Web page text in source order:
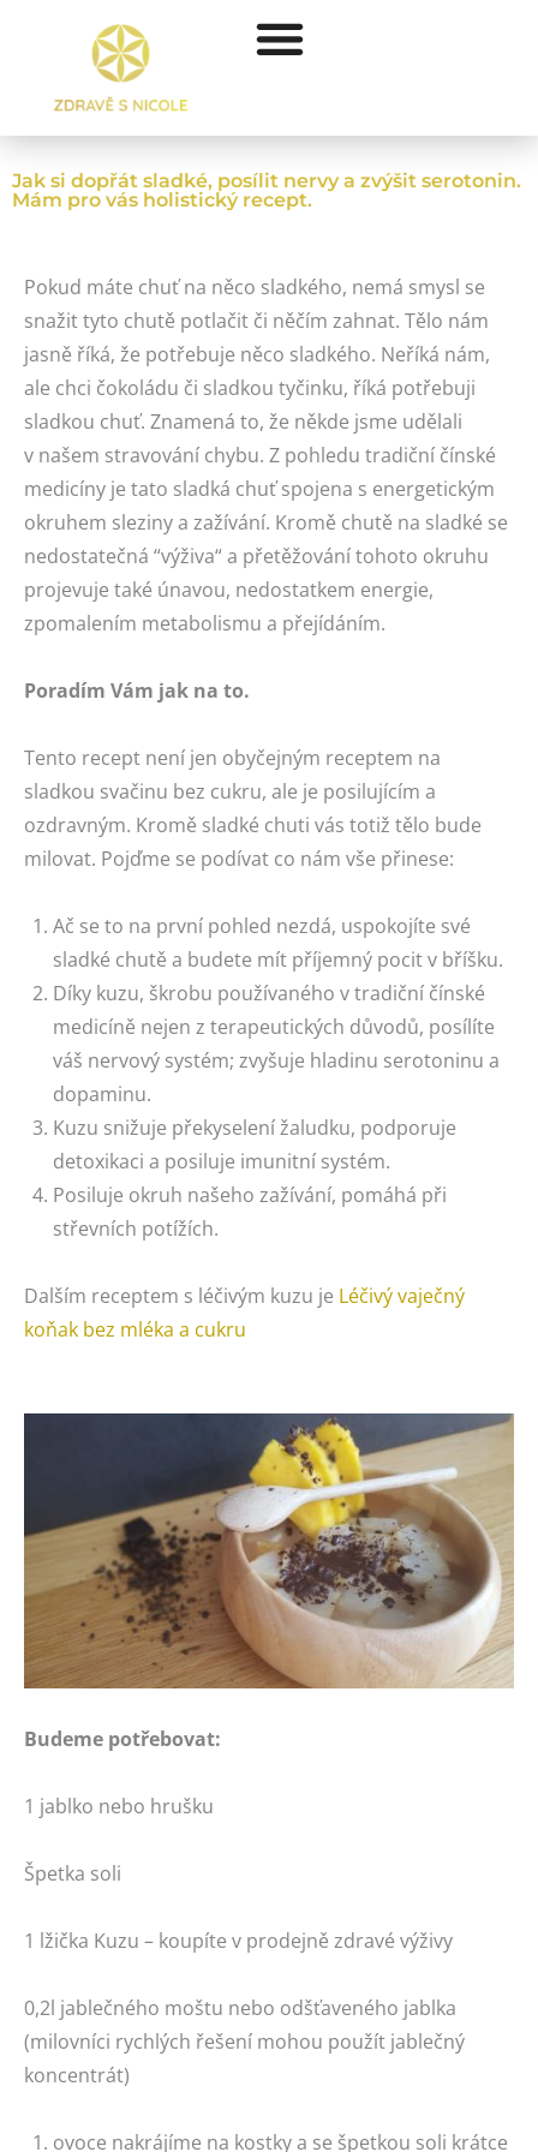
Jak si dopřát sladké, posílit nervy a zvýšit serotonin.
Mám pro vás holistický recept.
Pokud máte chuť na něco sladkého, nemá smysl se
snažit tyto chutě potlačit či něčím zahnat. Tělo nám
jasně říká, že potřebuje něco sladkého. Neříká nám,
ale chci čokoládu či sladkou tyčinku, říká potřebuji
sladkou chuť. Znamená to, že někde jsme udělali
v našem stravování chybu. Z pohledu tradiční čínské
medicíny je tato sladká chuť spojena s energetickým
okruhem sleziny a zažívání. Kromě chutě na sladké se
nedostatečná “výživa“ a přetěžování tohoto okruhu
projevuje také únavou, nedostatkem energie,
zpomalením metabolismu a přejídáním.
Poradím Vám jak na to.
Tento recept není jen obyčejným receptem na
sladkou svačinu bez cukru, ale je posilujícím a
ozdravným. Kromě sladké chuti vás totiž tělo bude
milovat. Pojďme se podívat co nám vše přinese:
Ač se to na první pohled nezdá, uspokojíte své
sladké chutě a budete mít příjemný pocit v bříšku.
Díky kuzu, škrobu používaného v tradiční čínské
medicíně nejen z terapeutických důvodů, posílíte
váš nervový systém; zvyšuje hladinu serotoninu a
dopaminu.
Kuzu snižuje překyselení žaludku, podporuje
detoxikaci a posiluje imunitní systém.
Posiluje okruh našeho zažívání, pomáhá při
střevních potížích.
Dalším receptem s léčivým kuzu je Léčivý vaječný
koňak bez mléka a cukru
Budeme potřebovat:
1 jablko nebo hrušku
Špetka soli
1 lžička Kuzu – koupíte v prodejně zdravé výživy
0,2l jablečného moštu nebo odšťaveného jablka
(milovníci rychlých řešení mohou použít jablečný
koncentrát)
ovoce nakrájíme na kostky a se špetkou soli krátce